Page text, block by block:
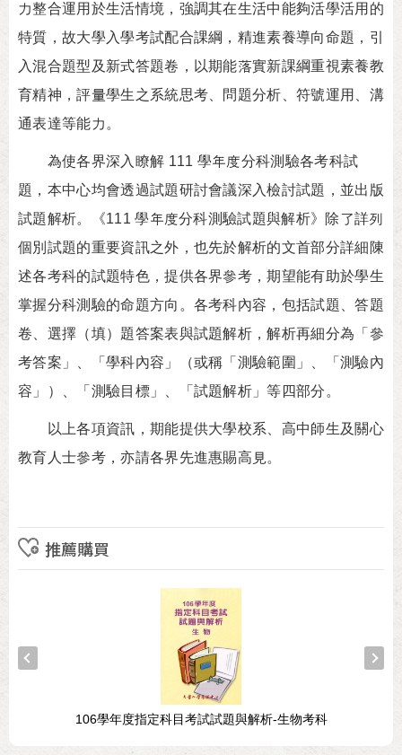
力整合運用於生活情境，強調其在生活中能夠活學活用的
特質，故大學入學考試配合課綱，精進素養導向命題，引
入混合題型及新式答題卷，以期能落實新課綱重視素養教
育精神，評量學生之系統思考、問題分析、符號運用、溝
通表達等能力。
為使各界深入瞭解 111 學年度分科測驗各考科試
題，本中心均會透過試題研討會議深入檢討試題，並出版
試題解析。《111 學年度分科測驗試題與解析》除了詳列
個別試題的重要資訊之外，也先於解析的文首部分詳細陳
述各考科的試題特色，提供各界參考，期望能有助於學生
掌握分科測驗的命題方向。各考科內容，包括試題、答題
卷、選擇（填）題答案表與試題解析，解析再細分為「參
考答案」、「學科內容」（或稱「測驗範圍」、「測驗內
容」）、「測驗目標」、「試題解析」等四部分。
以上各項資訊，期能提供大學校系、高中師生及關心
教育人士參考，亦請各界先進惠賜高見。
推薦購買
106學年度指定科目考試試題與解析-生物考科